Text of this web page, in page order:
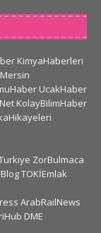
KimyaHaberleri
UcakHaber
KolayBilimHaber
ZorBulmaca
TOKİEmlak
ArabRailNews
DME